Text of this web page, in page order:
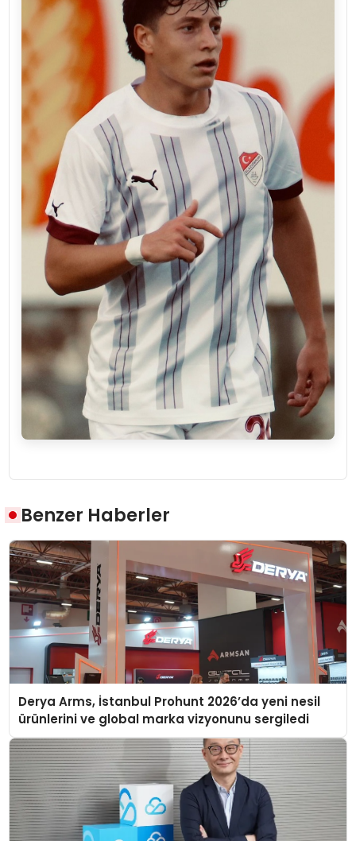
Benzer Haberler
Derya Arms, İstanbul Prohunt 2026’da yeni nesil
ürünlerini ve global marka vizyonunu sergiledi